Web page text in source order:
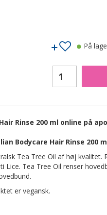
På
Rinse 200 ml online på
Bodycare Hair Rinse 200
Tea Tree Oil af høj kvalitet.
Lice. Tea Tree Oil renser
er vegansk.